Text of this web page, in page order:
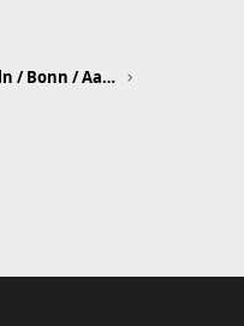
t Massagen in Köln / Bonn / Aachen